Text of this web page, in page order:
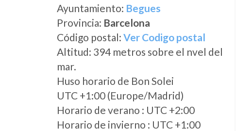
Ayuntamiento: Begues
Provincia: Barcelona
Código postal: Ver Codigo postal
Altitud: 394 metros sobre el nvel del
mar.
Huso horario de Bon Solei
UTC +1:00 (Europe/Madrid)
Horario de verano : UTC +2:00
Horario de invierno : UTC +1:00